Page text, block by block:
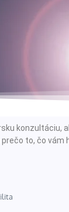
to, čo vám